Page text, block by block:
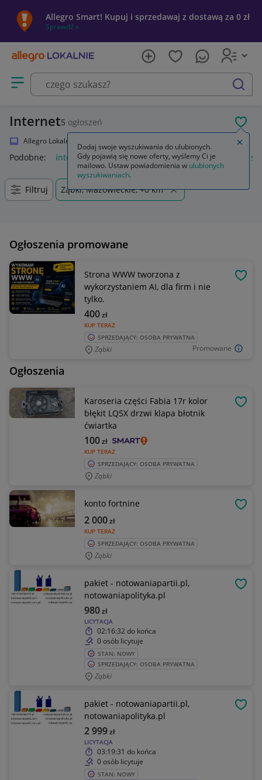
Allegro Smart! Kupuj i sprzedawaj z dostawą za 0 zł
Sprawdź »
Otwórz menu z kategoriami
szukaj
Internet5 ogłoszeń
Allegro Lokalnie
Podobne: internet karta sim internet internet play karta
Filtruj Ząbki, Mazowieckie, +0 km
Ogłoszenia promowane
Promowane
Strona WWW tworzona z
wykorzystaniem AI, dla firm i nie
tylko.
KUP TERAZ
400zł
SPRZEDAJĄCY: OSOBA PRYWATNA
Ząbki
Ogłoszenia
Karoseria części Fabia 17r kolor
błękit LQ5X drzwi klapa błotnik
ćwiartka
KUP TERAZ
100zł
SPRZEDAJĄCY: OSOBA PRYWATNA
Ząbki
konto fortnine
KUP TERAZ
2 000zł
SPRZEDAJĄCY: OSOBA PRYWATNA
Ząbki
pakiet - notowaniapartii.pl,
notowaniapolityka.pl
LICYTACJA
980zł
02:16:32 do końca
0 osób licytuje
STAN: NOWY
SPRZEDAJĄCY: OSOBA PRYWATNA
Ząbki
pakiet - notowaniapartii.pl,
notowaniapolityka.pl
LICYTACJA
2 999zł
03:19:31 do końca
0 osób licytuje
STAN: NOWY
Dodaj swoje wyszukiwania do ulubionych.
Gdy pojawią się nowe oferty, wyślemy Ci je
mailowo. Ustaw powiadomienia w ulubionych
wyszukiwaniach.